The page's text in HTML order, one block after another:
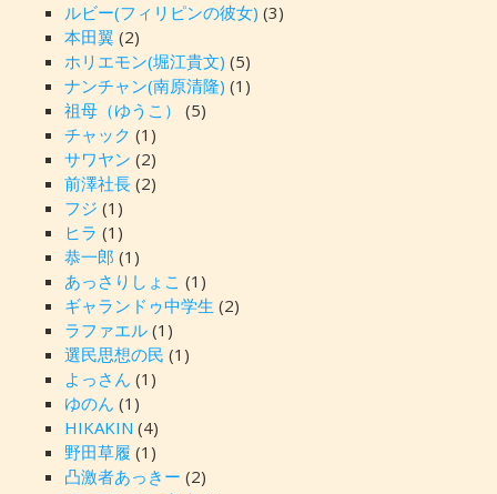
ルビー(フィリピンの彼女) (3)
本田翼(2)
ホリエモン(堀江貴文) (5)
ナンチャン(南原清隆) (1)
祖母（ゆうこ）
(5)
チャック (1)
サワヤン (2)
前澤社長(2)
フジ (1)
ヒラ (1)
恭一郎 (1)
あっさりしょこ (1)
ギャランドゥ中学生 (2)
ラファエル(1)
選民思想の民 (1)
よっさん (1)
ゆのん (1)
HIKAKIN (4)
野田草履 (1)
凸激者あっきー (2)